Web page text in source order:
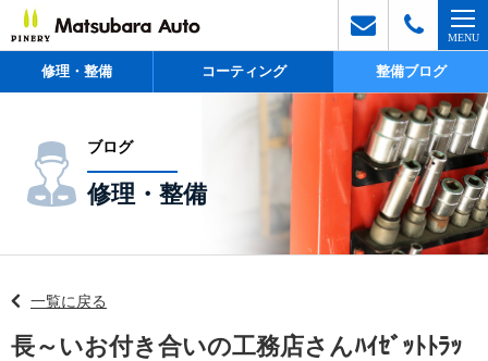
修理・整備 コーティング 整備ブログ
ブログ
修理・整備
一覧に戻る
長～いお付き合いの工務店さんﾊｲｾﾞｯﾄﾄﾗｯ